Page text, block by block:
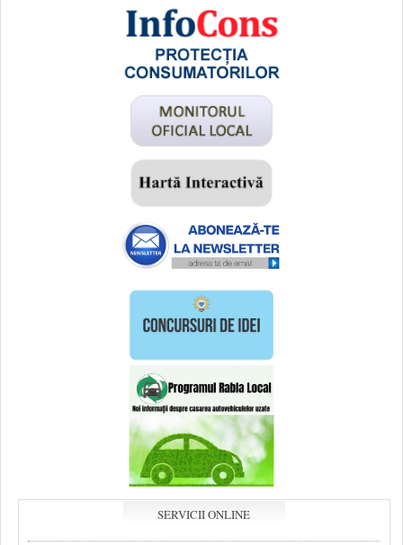
SERVICII ONLINE